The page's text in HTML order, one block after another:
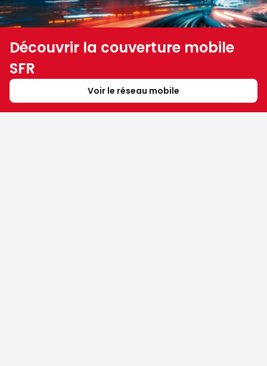
Découvrir la couverture mobile
SFR
Voir le réseau mobile